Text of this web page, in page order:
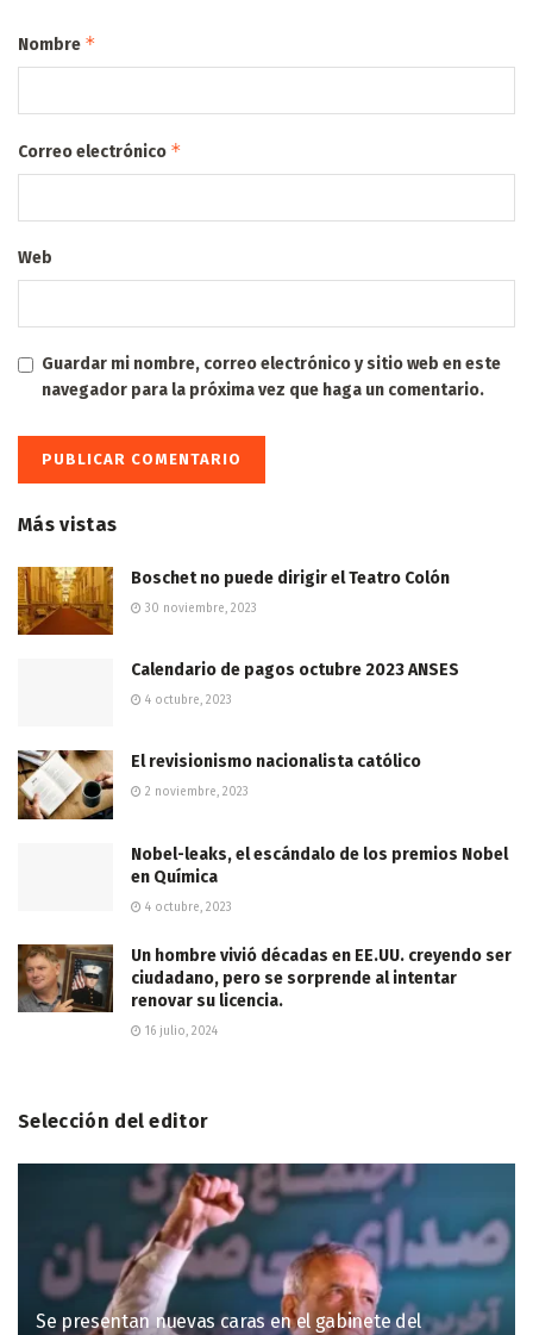
Nombre *
Correo electrónico *
Web
Guardar mi nombre, correo electrónico y sitio web en este
navegador para la próxima vez que haga un comentario.
Más vistas
Boschet no puede dirigir el Teatro Colón
30 noviembre, 2023
Calendario de pagos octubre 2023 ANSES
4 octubre, 2023
El revisionismo nacionalista católico
2 noviembre, 2023
Nobel-leaks, el escándalo de los premios Nobel
en Química
4 octubre, 2023
Un hombre vivió décadas en EE.UU. creyendo ser
ciudadano, pero se sorprende al intentar
renovar su licencia.
16 julio, 2024
Selección del editor
Se presentan nuevas caras en el gabinete del